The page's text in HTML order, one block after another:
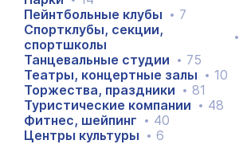
Пейнтбольные клубы
7
Спортклубы, секции,
спортшколы
Танцевальные студии
75
Театры, концертные залы
10
Торжества, праздники
81
Туристические компании
48
Фитнес, шейпинг
40
Центры культуры
6